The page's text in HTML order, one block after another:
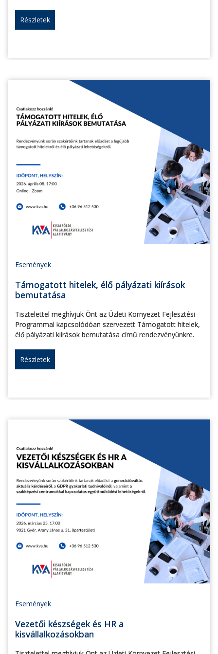
Részletek
Események
Támogatott hitelek, élő pályázati kiírások
bemutatása
Tisztelettel meghívjuk Önt az Üzleti Környezet Fejlesztési
Programmal kapcsolódóan szervezett Támogatott hitelek,
élő pályázati kiírások bemutatása című rendezvényünkre.
Részletek
Események
Vezetői készségek és HR a
kisvállalkozásokban